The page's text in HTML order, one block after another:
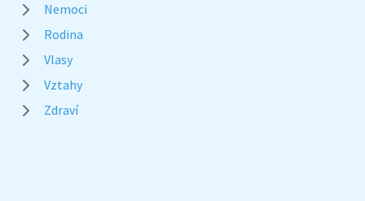
Nemoci
Rodina
Vlasy
Vztahy
Zdraví